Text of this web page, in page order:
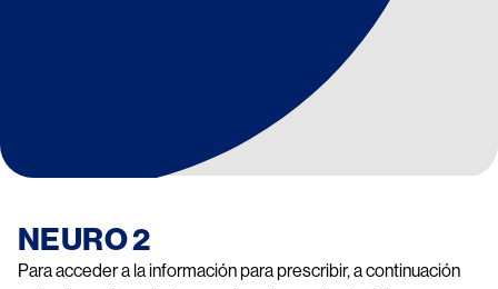
NEURO 2
Para acceder a la información para prescribir, a continuación